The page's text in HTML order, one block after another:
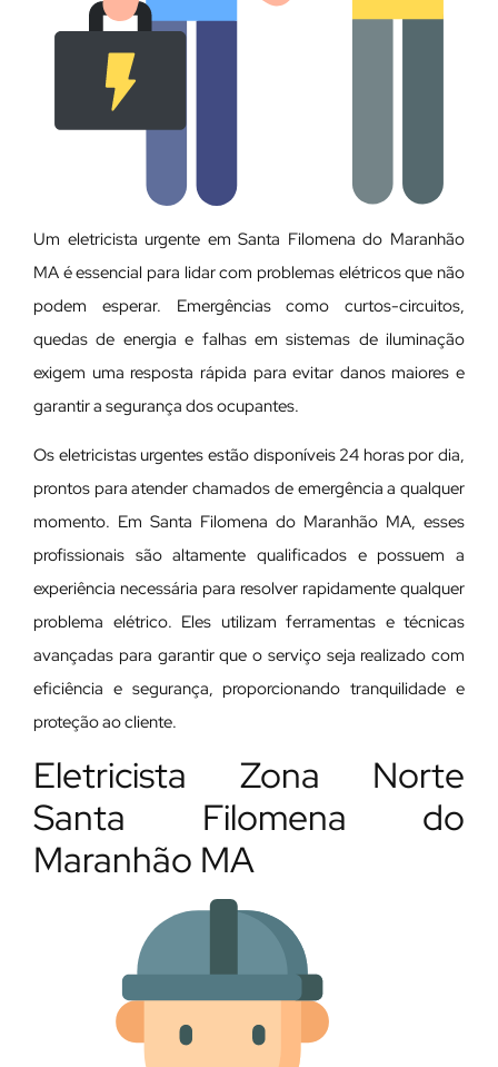
Um eletricista urgente em Santa Filomena do Maranhão
MA é essencial para lidar com problemas elétricos que não
podem esperar. Emergências como curtos-circuitos,
quedas de energia e falhas em sistemas de iluminação
exigem uma resposta rápida para evitar danos maiores e
garantir a segurança dos ocupantes.
Os eletricistas urgentes estão disponíveis 24 horas por dia,
prontos para atender chamados de emergência a qualquer
momento. Em Santa Filomena do Maranhão MA, esses
profissionais são altamente qualificados e possuem a
experiência necessária para resolver rapidamente qualquer
problema elétrico. Eles utilizam ferramentas e técnicas
avançadas para garantir que o serviço seja realizado com
eficiência e segurança, proporcionando tranquilidade e
proteção ao cliente.
Eletricista Zona Norte
Santa Filomena do
Maranhão MA